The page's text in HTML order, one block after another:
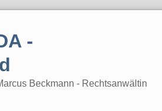
-
Beckmann - Rechtsanwältin